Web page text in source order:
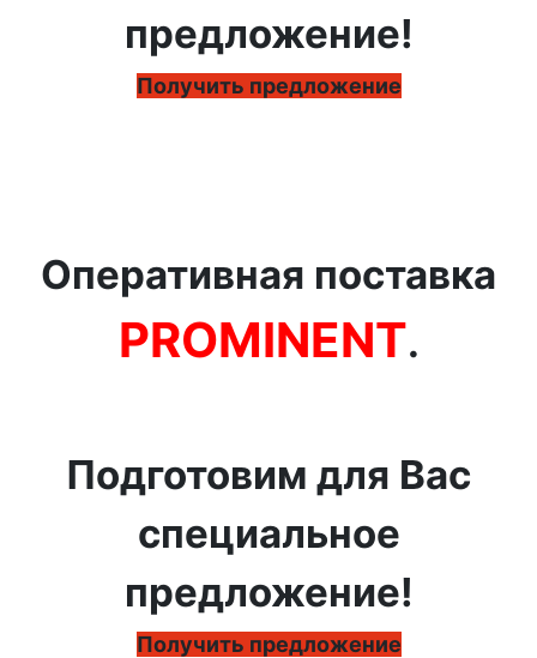
предложение!
Получить предложение
Оперативная поставка
PROMINENT.
Подготовим для Вас
специальное
предложение!
Получить предложение